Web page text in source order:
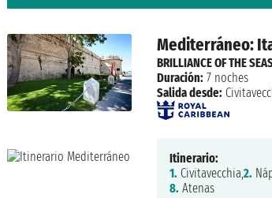
Mediterráneo:
BRILLIANCE OF THE
Duración: 7 noches
Salida desde:
Itinerario:
1. Civitavecchia,2.
8. Atenas